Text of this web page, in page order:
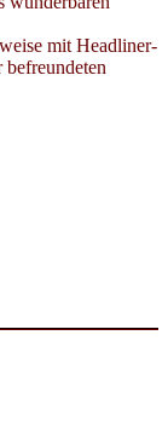
mit Headliner-